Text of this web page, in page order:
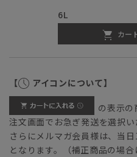
6L
カー
【 アイコンについて】
の表示の
注文画面でお急ぎ発送を選択い
さらにメルマガ会員様は、当
となります。（補正商品の場合